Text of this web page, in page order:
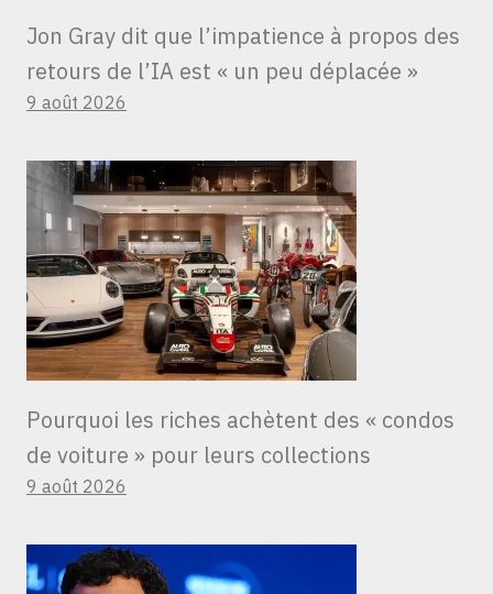
Jon Gray dit que l’impatience à propos des
retours de l’IA est « un peu déplacée »
9 août 2026
Pourquoi les riches achètent des « condos
de voiture » ​​pour leurs collections
9 août 2026